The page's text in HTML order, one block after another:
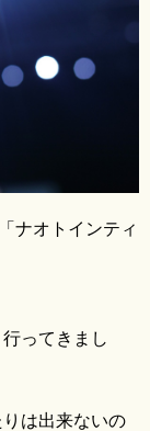
ナオトインティ
ってきまし
は出来ないの